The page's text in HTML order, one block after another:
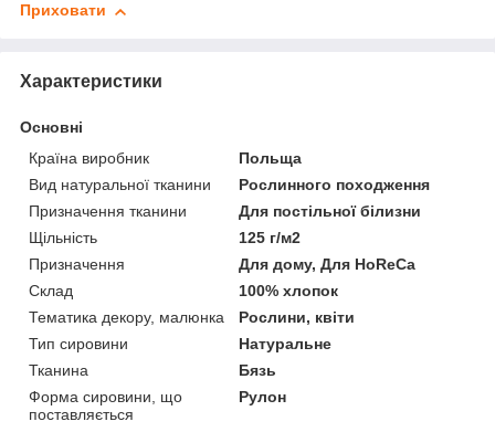
Приховати
Характеристики
Основні
Країна виробник
Польща
Вид натуральної тканини
Рослинного походження
Призначення тканини
Для постільної білизни
Щільність
125 г/м2
Призначення
Для дому, Для HoReCa
Склад
100% хлопок
Тематика декору, малюнка
Рослини, квіти
Тип сировини
Натуральне
Тканина
Бязь
Форма сировини, що
поставляється
Рулон